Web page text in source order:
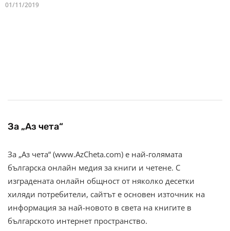
01/11/2019
За „Аз чета“
За „Аз чета“ (www.AzCheta.com) е най-голямата
българска онлайн медия за книги и четене. С
изградената онлайн общност от няколко десетки
хиляди потребители, сайтът е основен източник на
информация за най-новото в света на книгите в
българското интернет пространство.